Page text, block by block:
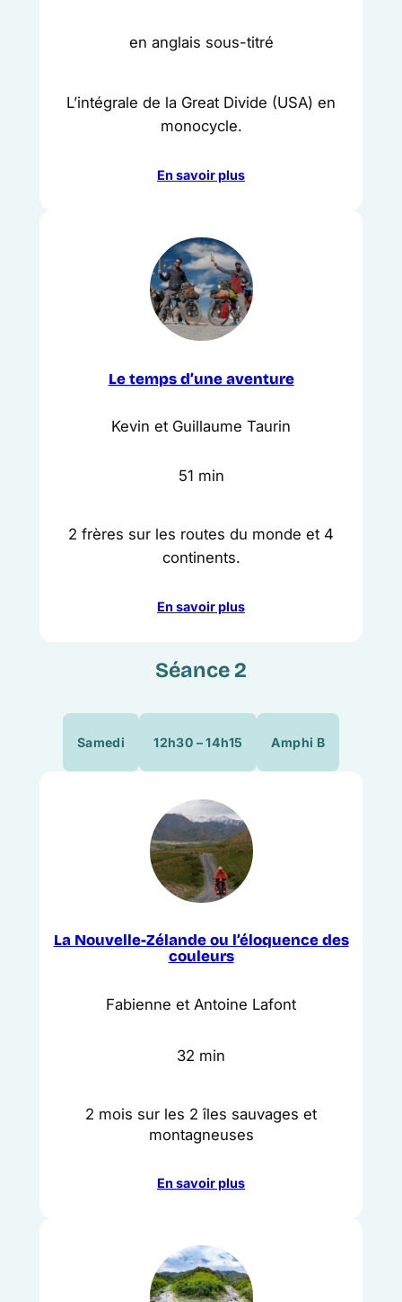
en anglais sous-titré
L’intégrale de la Great Divide (USA) en
monocycle.
En savoir plus
Le temps d’une aventure
Kevin et Guillaume Taurin
51 min
2 frères sur les routes du monde et 4
continents.
En savoir plus
Séance 2
Samedi 12h30 – 14h15 Amphi B
La Nouvelle-Zélande ou l’éloquence des
couleurs
Fabienne et Antoine Lafont
32 min
2 mois sur les 2 îles sauvages et
montagneuses
En savoir plus